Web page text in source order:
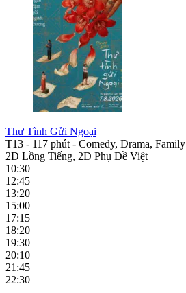
Thư Tình Gửi Ngoại
T13 - 117 phút - Comedy, Drama, Family
2D Lồng Tiếng, 2D Phụ Đề Việt
10:30
12:45
13:20
15:00
17:15
18:20
19:30
20:10
21:45
22:30